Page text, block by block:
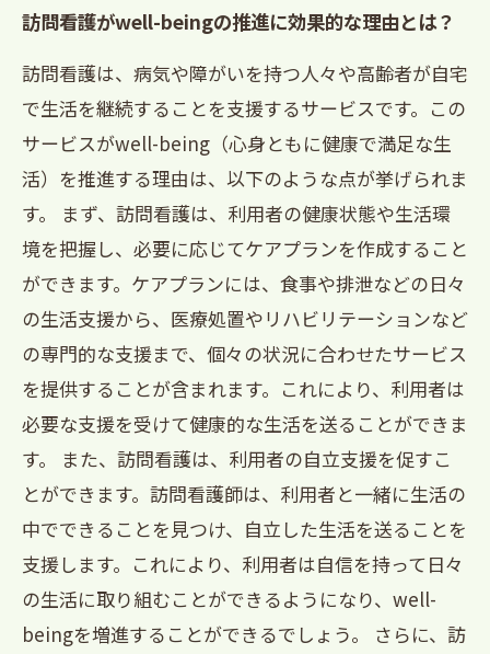
訪問看護がwell-beingの推進に効果的な理由とは？
訪問看護は、病気や障がいを持つ人々や高齢者が自宅
で生活を継続することを支援するサービスです。この
サービスがwell-being（心身ともに健康で満足な生
活）を推進する理由は、以下のような点が挙げられま
す。 まず、訪問看護は、利用者の健康状態や生活環
境を把握し、必要に応じてケアプランを作成すること
ができます。ケアプランには、食事や排泄などの日々
の生活支援から、医療処置やリハビリテーションなど
の専門的な支援まで、個々の状況に合わせたサービス
を提供することが含まれます。これにより、利用者は
必要な支援を受けて健康的な生活を送ることができま
す。 また、訪問看護は、利用者の自立支援を促すこ
とができます。訪問看護師は、利用者と一緒に生活の
中でできることを見つけ、自立した生活を送ることを
支援します。これにより、利用者は自信を持って日々
の生活に取り組むことができるようになり、well-
beingを増進することができるでしょう。 さらに、訪